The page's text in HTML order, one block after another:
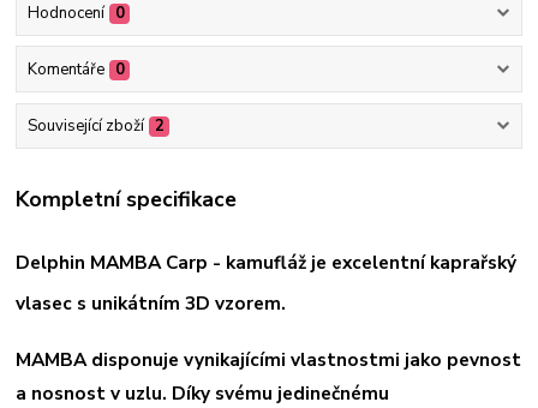
Hodnocení 0
Komentáře 0
Související zboží 2
Kompletní specifikace
Delphin MAMBA Carp - kamufláž je excelentní kaprařský
vlasec s unikátním 3D vzorem.
MAMBA disponuje vynikajícími vlastnostmi jako pevnost
a nosnost v uzlu. Díky svému jedinečnému